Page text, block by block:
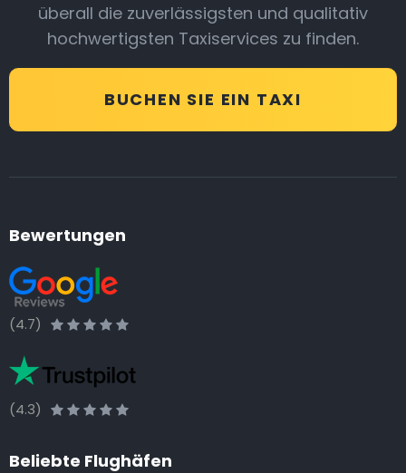
überall die zuverlässigsten und qualitativ
hochwertigsten Taxiservices zu finden.
BUCHEN SIE EIN TAXI
Bewertungen
(4.7)
(4.3)
Beliebte Flughäfen